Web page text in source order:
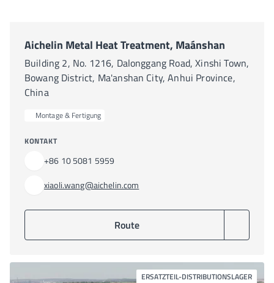
Aichelin Metal Heat Treatment, Maánshan
Building 2, No. 1216, Dalonggang Road, Xinshi Town,
Bowang District, Ma'anshan City, Anhui Province,
China
Montage & Fertigung
KONTAKT
+86 10 5081 5959
xiaoli.wang@aichelin.com
Route
ERSATZTEIL-DISTRIBUTIONSLAGER